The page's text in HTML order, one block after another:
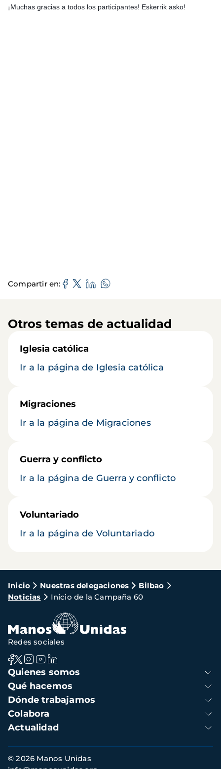
¡Muchas gracias a todos los participantes! Eskerrik asko!
Compartir en
Otros temas de actualidad
Iglesia católica
Ir a la página de Iglesia católica
Migraciones
Ir a la página de Migraciones
Guerra y conflicto
Ir a la página de Guerra y conflicto
Voluntariado
Ir a la página de Voluntariado
Ruta
de
navegación
Inicio Nuestras delegaciones
Bilbao
Noticias
Inicio de la Campaña 60
Navegación
principal
Quienes somos
Qué hacemos
Dónde trabajamos
Colabora
Actualidad
Redes sociales
Información
de
© 2026 Manos Unidas